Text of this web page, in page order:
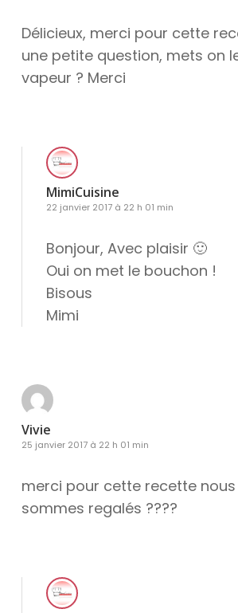
Délicieux, merci pour cette
une petite question, mets on
vapeur ? Merci
MimiCuisine
22 janvier 2017 à 22 h 01 min
Bonjour, Avec plaisir 🙂
Oui on met le bouchon !
Bisous
Mimi
Vivie
25 janvier 2017 à 22 h 01 min
merci pour cette recette
sommes regalés ????